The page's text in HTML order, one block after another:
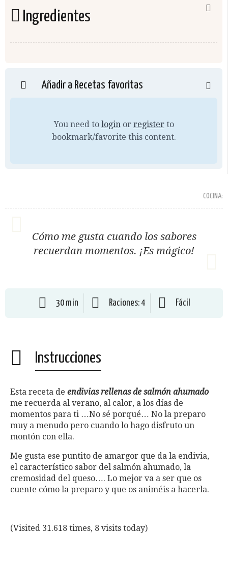
Ingredientes
Añadir a Recetas favoritas
You need to loginor registerto
bookmark/favorite this content.
COCINA:
Cómo me gusta cuando los sabores
recuerdan momentos. ¡Es mágico!
30 min Raciones: 4 Fácil
Instrucciones
Esta receta de endivias rellenas de salmón ahumado
me recuerda al verano, al calor, a los días de
momentos para ti …No sé porqué… No la preparo
muy a menudo pero cuando lo hago disfruto un
montón con ella.
Me gusta ese puntito de amargor que da la endivia,
el característico sabor del salmón ahumado, la
cremosidad del queso…. Lo mejor va a ser que os
cuente cómo la preparo y que os animéis a hacerla.
(Visited 31.618 times, 8 visits today)